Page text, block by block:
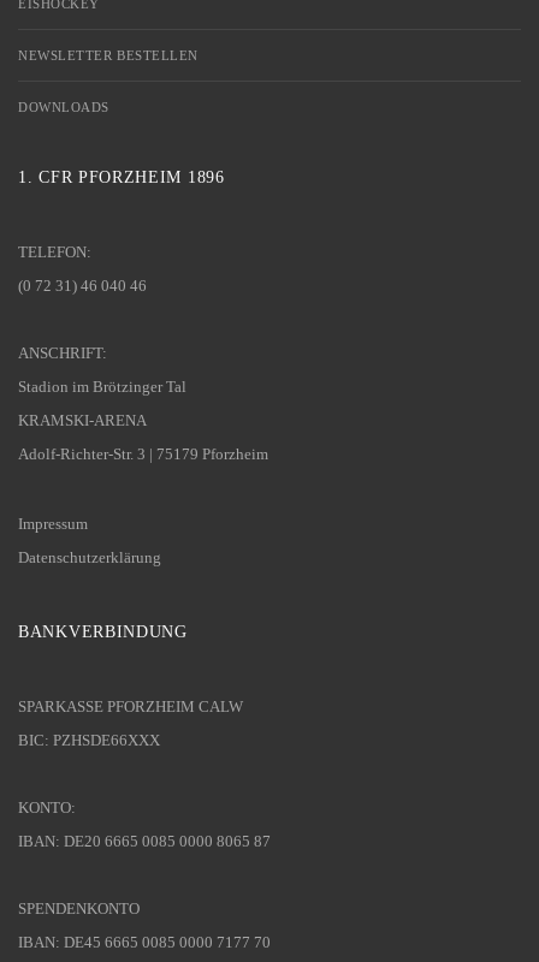
EISHOCKEY
NEWSLETTER BESTELLEN
DOWNLOADS
1. CFR PFORZHEIM 1896
TELEFON:
(0 72 31) 46 040 46
ANSCHRIFT:
Stadion im Brötzinger Tal
KRAMSKI-ARENA
Adolf-Richter-Str. 3 | 75179 Pforzheim
Impressum
Datenschutzerklärung
BANKVERBINDUNG
SPARKASSE PFORZHEIM CALW
BIC: PZHSDE66XXX
KONTO:
IBAN: DE20 6665 0085 0000 8065 87
SPENDENKONTO
IBAN: DE45 6665 0085 0000 7177 70